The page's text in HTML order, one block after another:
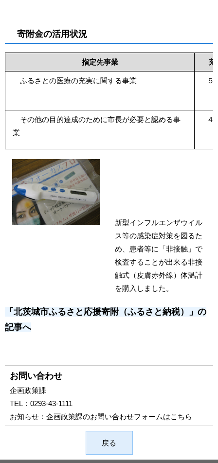
寄附金の活用状況
指定先事業 充
ふるさとの医療の充実に関する事業 ５
その他の目的達成のために市長が必要と認める事
業
４
新型インフルエンザウイル
ス等の感染症対策を図るた
め、患者等に「非接触」で
検査することが出来る非接
触式（皮膚赤外線）体温計
を購入しました。
「北茨城市ふるさと応援寄附（ふるさと納税）」の
記事へ
お問い合わせ
企画政策課
TEL： 0293-43-1111
お知らせ： 企画政策課のお問い合わせフォームはこちら
戻る